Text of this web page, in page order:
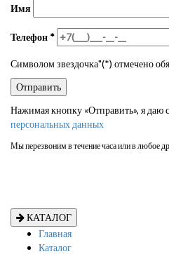
Имя
Телефон *
Символом звездочка"(*) отмечено
Нажимая кнопку «Отправить», я даю
персональных данных
Мы перезвоним в течение часа или в любое
КАТАЛОГ
Главная
Каталог